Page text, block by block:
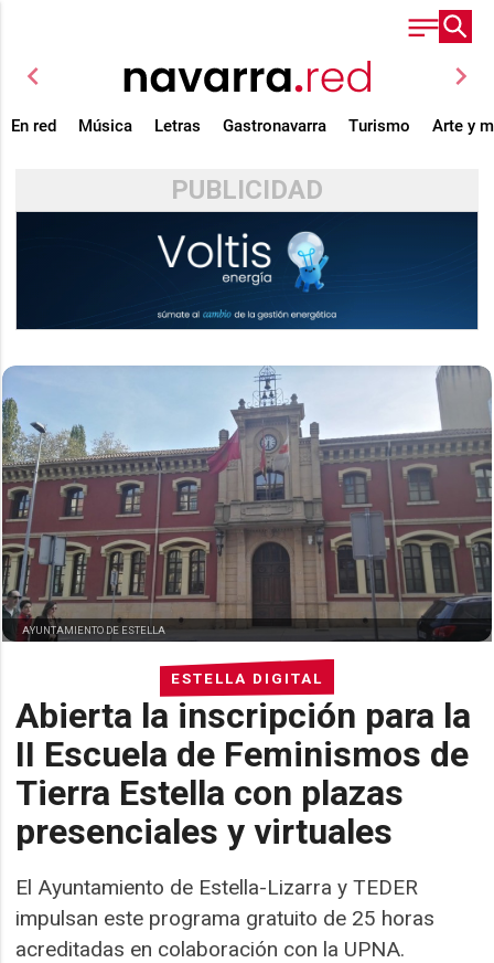
chevron_left chevron_right
En red Música Letras Gastronavarra Turismo Arte y
PUBLICIDAD
ESTELLA DIGITAL
Abierta la inscripción para la
II Escuela de Feminismos de
Tierra Estella con plazas
presenciales y virtuales
El Ayuntamiento de Estella-Lizarra y TEDER
impulsan este programa gratuito de 25 horas
acreditadas en colaboración con la UPNA.
AYUNTAMIENTO DE ESTELLA